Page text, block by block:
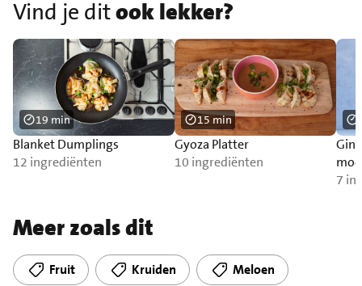
Vind je ditook lekker?
Blanket Dumplings
12 ingrediënten
19 min
Gyoza Platter
10 ingrediënten
15 min
7
Meer zoals dit
Fruit Kruiden Meloen